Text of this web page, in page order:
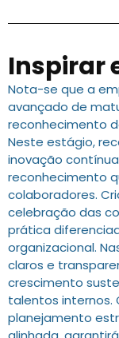
Inspirar
Nota-se que a
avançado de
reconhecimento
Neste estágio,
inovação
reconhecimento
colaboradores.
celebração das
prática
organizacional.
claros e
crescimento
talentos internos.
planejamento